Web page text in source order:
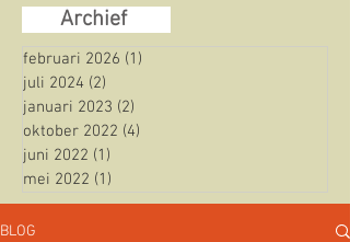
Archief
februari 2026 (1)
juli 2024 (2)
januari 2023 (2)
oktober 2022 (4)
juni 2022 (1)
mei 2022 (1)
BLOG